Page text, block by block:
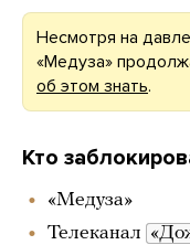
Несмотря на
«Медуза»
об этом знать.
Кто
«Медуза»
Телеканал